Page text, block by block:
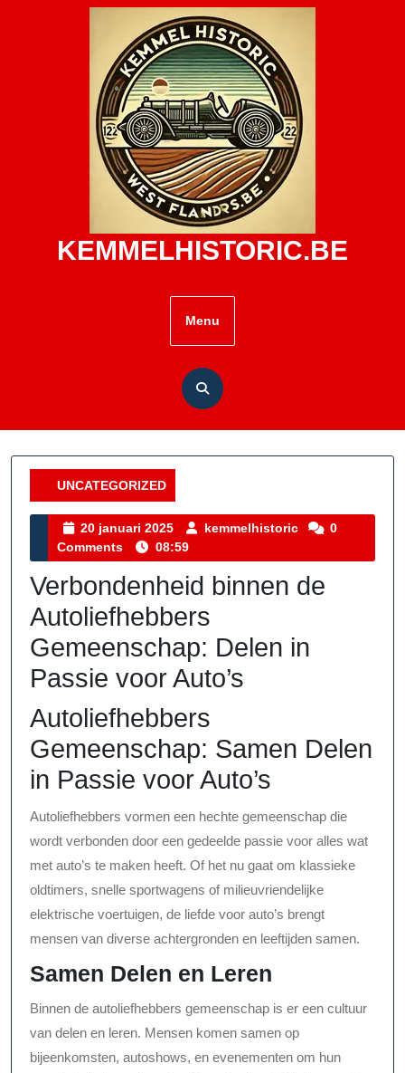
KEMMELHISTORIC.BE
Menu
UNCATEGORIZED
Category
20 januari 2025
20
januari
2025
kemmelhistoric kemmelhistoric
0
Comments
08:59
Verbondenheid binnen de
Autoliefhebbers
Gemeenschap: Delen in
Passie voor Auto’s
Autoliefhebbers
Gemeenschap: Samen Delen
in Passie voor Auto’s
Autoliefhebbers vormen een hechte gemeenschap die
wordt verbonden door een gedeelde passie voor alles wat
met auto’s te maken heeft. Of het nu gaat om klassieke
oldtimers, snelle sportwagens of milieuvriendelijke
elektrische voertuigen, de liefde voor auto’s brengt
mensen van diverse achtergronden en leeftijden samen.
Samen Delen en Leren
Binnen de autoliefhebbers gemeenschap is er een cultuur
van delen en leren. Mensen komen samen op
bijeenkomsten, autoshows, en evenementen om hun